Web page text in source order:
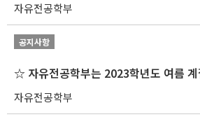
자유전공학부
공지사항
자유전공학부